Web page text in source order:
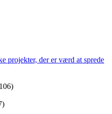
projekter, der er værd at sprede